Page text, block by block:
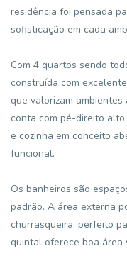
residência foi pensada
sofisticação em cada
Com 4 quartos sendo
construída com
que valorizam
conta com pé-direito
e cozinha em conceito
funcional.
Os banheiros são
padrão. A área externa
churrasqueira, perfeito
quintal oferece boa área